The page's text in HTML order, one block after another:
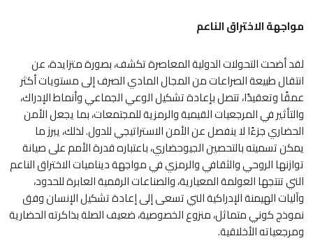
مواجهة الاختراق الناعم
لقد أضحت التحولات الدولية المعاصرة تكشف، بصورة متزايدة، عن
انتقال طبيعة الصراعات من المجال المادي الصرف إلى مستويات أكثر
عمقًا وتعقيدًا، تتصل بإعادة تشكيل الوعي الجماعي وأنماط الإدراك،
والتأثير في المرجعيات القيمية والرمزية للمجتمعات، بما يجعل الأمن
الحضاري جزءًا لا ينفصل عن الأمن الاستراتيجي للدول. لذلك، يبرز ما
يمكن تسميته بالتحصين الجيوحضاري، باعتباره قدرة الأمم على صيانة
توازنها الروحي والثقافي والرمزي في مواجهة ديناميات الاختراق الناعم
التي تنتجها العولمة المعيارية، والصناعات الرقمية العابرة للحدود،
وآليات الهيمنة الإدراكية التي تسعى إلى إعادة تشكيل الإنسان وفق
نموذج كوني متماثل، منزوع الخصوصية، ضعيف الصلة بذاكرته الحضارية
ومرجعياته الأخلاقية.